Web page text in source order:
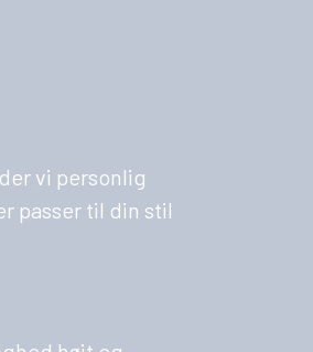
vi personlig
passer til din stil